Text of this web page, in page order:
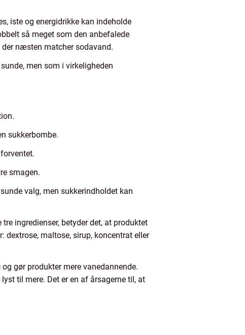
iste og energidrikke kan indeholde
så meget som den anbefalede
næsten matcher sodavand.
men som i virkeligheden
sukkerbombe.
smagen.
valg, men sukkerindholdet kan
ingredienser, betyder det, at produktet
dextrose, maltose, sirup, koncentrat eller
og gør produkter mere vanedannende.
til mere. Det er en af årsagerne til, at